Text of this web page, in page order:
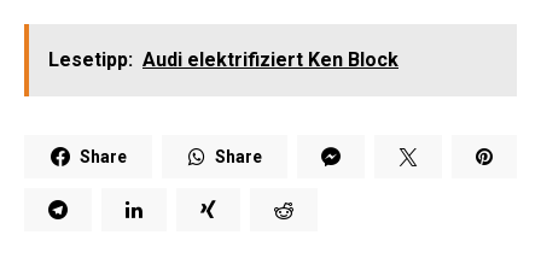
Lesetipp: Audi elektrifiziert Ken Block
Share Share